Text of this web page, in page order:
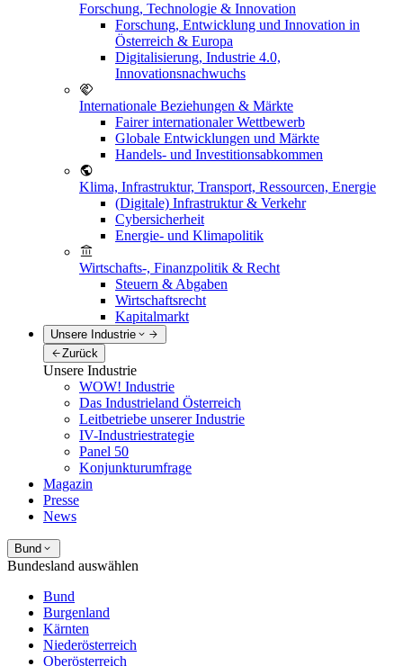
Forschung, Technologie & Innovation
Forschung, Entwicklung und Innovation in
Österreich & Europa
Digitalisierung, Industrie 4.0,
Innovationsnachwuchs
Internationale Beziehungen & Märkte
Fairer internationaler Wettbewerb
Globale Entwicklungen und Märkte
Handels- und Investitionsabkommen
Klima, Infrastruktur, Transport, Ressourcen, Energie
(Digitale) Infrastruktur & Verkehr
Cybersicherheit
Energie- und Klimapolitik
Wirtschafts-, Finanzpolitik & Recht
Steuern & Abgaben
Wirtschaftsrecht
Kapitalmarkt
Unsere Industrie
Zurück
Unsere Industrie
WOW! Industrie
Das Industrieland Österreich
Leitbetriebe unserer Industrie
IV-Industriestrategie
Panel 50
Konjunkturumfrage
Magazin
Presse
News
Bund
Bundesland auswählen
Bund
Burgenland
Kärnten
Niederösterreich
Oberösterreich